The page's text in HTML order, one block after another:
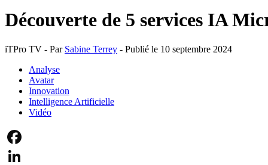
Découverte de 5 services IA
iTPro TV - Par Sabine Terrey - Publié le 10 septembre 2024
Analyse
Avatar
Innovation
Intelligence Artificielle
Vidéo
Facebook